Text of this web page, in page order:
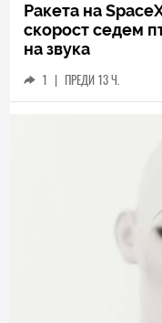
Ракета на
скорост седем
на звука
1 | ПРЕДИ 13 Ч.